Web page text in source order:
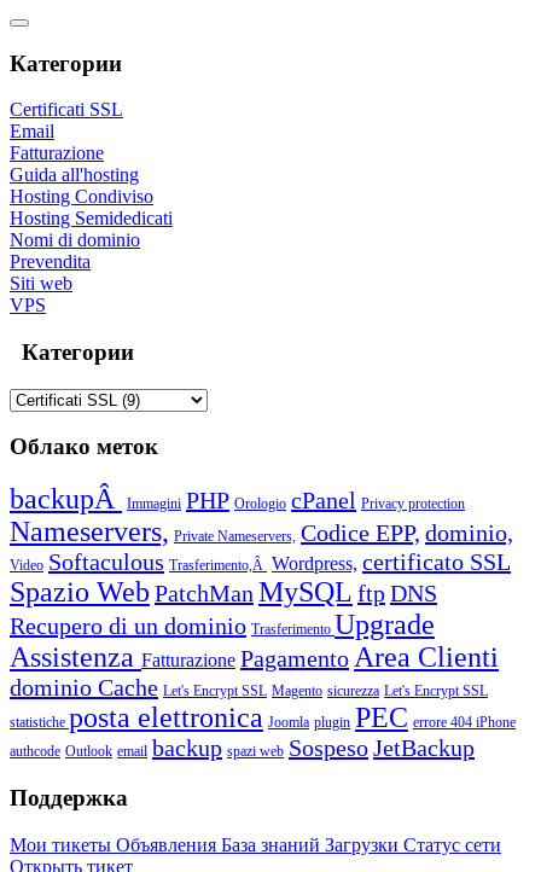
Категории
Certificati SSL
Email
Fatturazione
Guida all'hosting
Hosting Condiviso
Hosting Semidedicati
Nomi di dominio
Prevendita
Siti web
VPS
Категории
Облако меток
backupÂ Immagini PHP Orologio cPanel Privacy protection
Nameservers, Private Nameservers, Codice EPP, dominio,
Video Softaculous Trasferimento,Â Wordpress, certificato SSL
Spazio Web PatchMan MySQL ftpDNS
Recupero di un dominio Trasferimento Upgrade
Assistenza Fatturazione Pagamento Area Clienti
dominio Cache Let's Encrypt SSL Magento sicurezza Let's Encrypt SSL
statistiche posta elettronica Joomla plugin PEC errore 404 iPhone
authcode Outlook email backup spazi web SospesoJetBackup
Поддержка
Мои тикеты Объявления База знаний Загрузки Статус сети
Открыть тикет